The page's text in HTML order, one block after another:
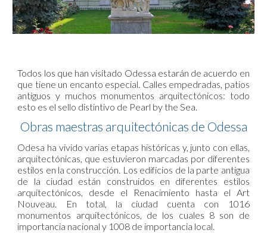
Todos los que han visitado Odessa estarán de acuerdo en
que tiene un encanto especial. Calles empedradas, patios
antiguos y muchos monumentos arquitectónicos: todo
esto es el sello distintivo de Pearl by the Sea.
Obras maestras arquitectónicas de Odessa
Odesa ha vivido varias etapas históricas y, junto con ellas,
arquitectónicas, que estuvieron marcadas por diferentes
estilos en la construcción. Los edificios de la parte antigua
de la ciudad están construidos en diferentes estilos
arquitectónicos, desde el Renacimiento hasta el Art
Nouveau. En total, la ciudad cuenta con 1016
monumentos arquitectónicos, de los cuales 8 son de
importancia nacional y 1008 de importancia local.